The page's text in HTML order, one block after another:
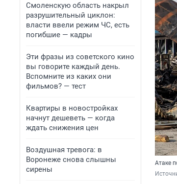
Смоленскую область накрыл
разрушительный циклон:
власти ввели режим ЧС, есть
погибшие — кадры
Эти фразы из советского кино
вы говорите каждый день.
Вспомните из каких они
фильмов? — тест
Квартиры в новостройках
начнут дешеветь — когда
ждать снижения цен
Воздушная тревога: в
Воронеже снова слышны
сирены
Атаке